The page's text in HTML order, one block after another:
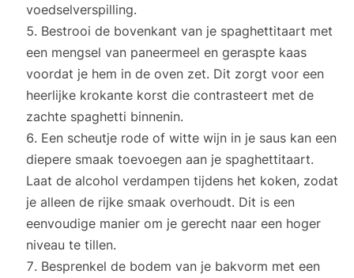
voedselverspilling.
Bestrooi de bovenkant van je spaghettitaart met
een mengsel van paneermeel en geraspte kaas
voordat je hem in de oven zet. Dit zorgt voor een
heerlijke krokante korst die contrasteert met de
zachte spaghetti binnenin.
Een scheutje rode of witte wijn in je saus kan een
diepere smaak toevoegen aan je spaghettitaart.
Laat de alcohol verdampen tijdens het koken, zodat
je alleen de rijke smaak overhoudt. Dit is een
eenvoudige manier om je gerecht naar een hoger
niveau te tillen.
Besprenkel de bodem van je bakvorm met een